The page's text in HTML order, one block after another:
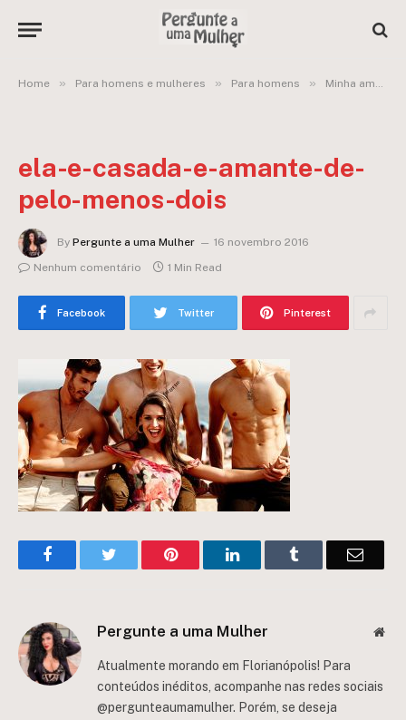
Home » Para homens e mulheres » Para homens » Minha amante é casada, mas ainda “me trai” com outro: pode isso?
ela-e-casada-e-amante-de-
pelo-menos-dois
By Pergunte a uma Mulher
16 novembro 2016
Nenhum comentário
1 Min Read
Facebook Twitter Pinterest
FacebookTwitter Pinterest LinkedInTumblr Email
Pergunte a uma Mulher
Atualmente morando em Florianópolis! Para
conteúdos inéditos, acompanhe nas redes sociais
@pergunteaumamulher. Porém, se deseja